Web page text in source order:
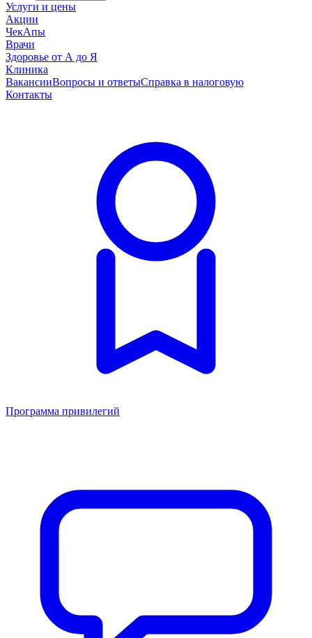
Услуги и цены
Акции
ЧекАпы
Врачи
Здоровье от А до Я
Клиника
ВакансииВопросы и ответыСправка в налоговую
Контакты
Программа привилегий